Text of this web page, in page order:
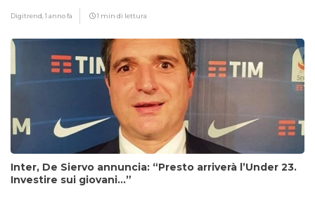
Digitrend,1 anno fa 1 min di lettura
Inter, De Siervo annuncia: “Presto arriverà l’Under 23.
Investire sui giovani…”